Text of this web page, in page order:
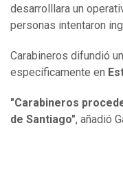
desarrolllara un
personas intentaron
Carabineros difundió
específicamente en
"Carabineros
de Santiago", añadió